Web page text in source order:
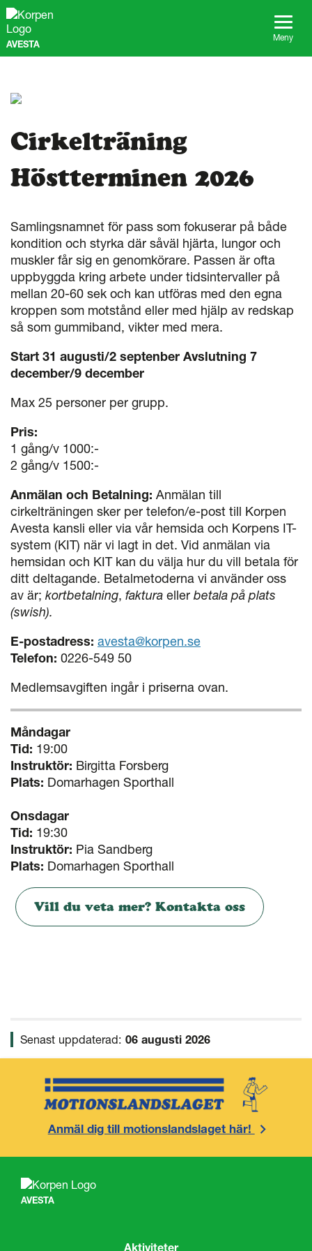
G
AVESTA
Meny
Cirkelträning
Höstterminen 2026
Samlingsnamnet för pass som fokuserar på både
kondition och styrka där såväl hjärta, lungor och
muskler får sig en genomkörare. Passen är ofta
uppbyggda kring arbete under tidsintervaller på
mellan 20-60 sek och kan utföras med den egna
kroppen som motstånd eller med hjälp av redskap
så som gummiband, vikter med mera.
Start 31 augusti/2 septenber Avslutning 7
december/9 december
Max 25 personer per grupp.
Pris:
1 gång/v 1000:-
2 gång/v 1500:-
Anmälan och Betalning: Anmälan till
cirkelträningen sker per telefon/e-post till Korpen
Avesta kansli eller via vår hemsida och Korpens IT-
system (KIT) när vi lagt in det. Vid anmälan via
hemsidan och KIT kan du välja hur du vill betala för
ditt deltagande. Betalmetoderna vi använder oss
av är; kortbetalning, faktura eller betala på plats
(swish).
E-postadress: avesta@korpen.se
Telefon: 0226-549 50
Medlemsavgiften ingår i priserna ovan.
Måndagar
Tid: 19:00
Instruktör: Birgitta Forsberg
Plats: Domarhagen Sporthall
Onsdagar
Tid: 19:30
Instruktör: Pia Sandberg
Plats: Domarhagen Sporthall
Vill du veta mer? Kontakta oss
Senast uppdaterad: 06 augusti 2026
Anmäl dig till motionslandslaget här!
AVESTA
Aktiviteter